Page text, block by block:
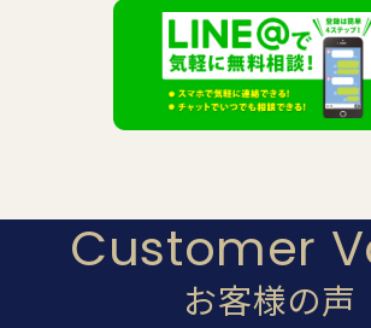
Customer
お客様の声